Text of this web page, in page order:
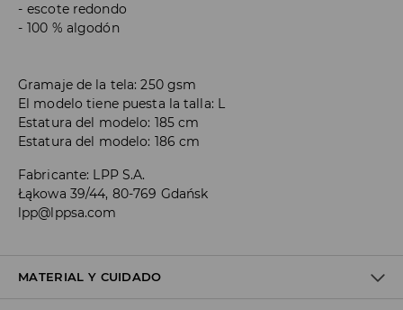
escote redondo
100 % algodón
Gramaje de la tela: 250 gsm
El modelo tiene puesta la talla: L
Estatura del modelo: 185 cm
Estatura del modelo: 186 cm
Fabricante: LPP S.A.
Łąkowa 39/44, 80-769 Gdańsk
lpp@lppsa.com
MATERIAL Y CUIDADO